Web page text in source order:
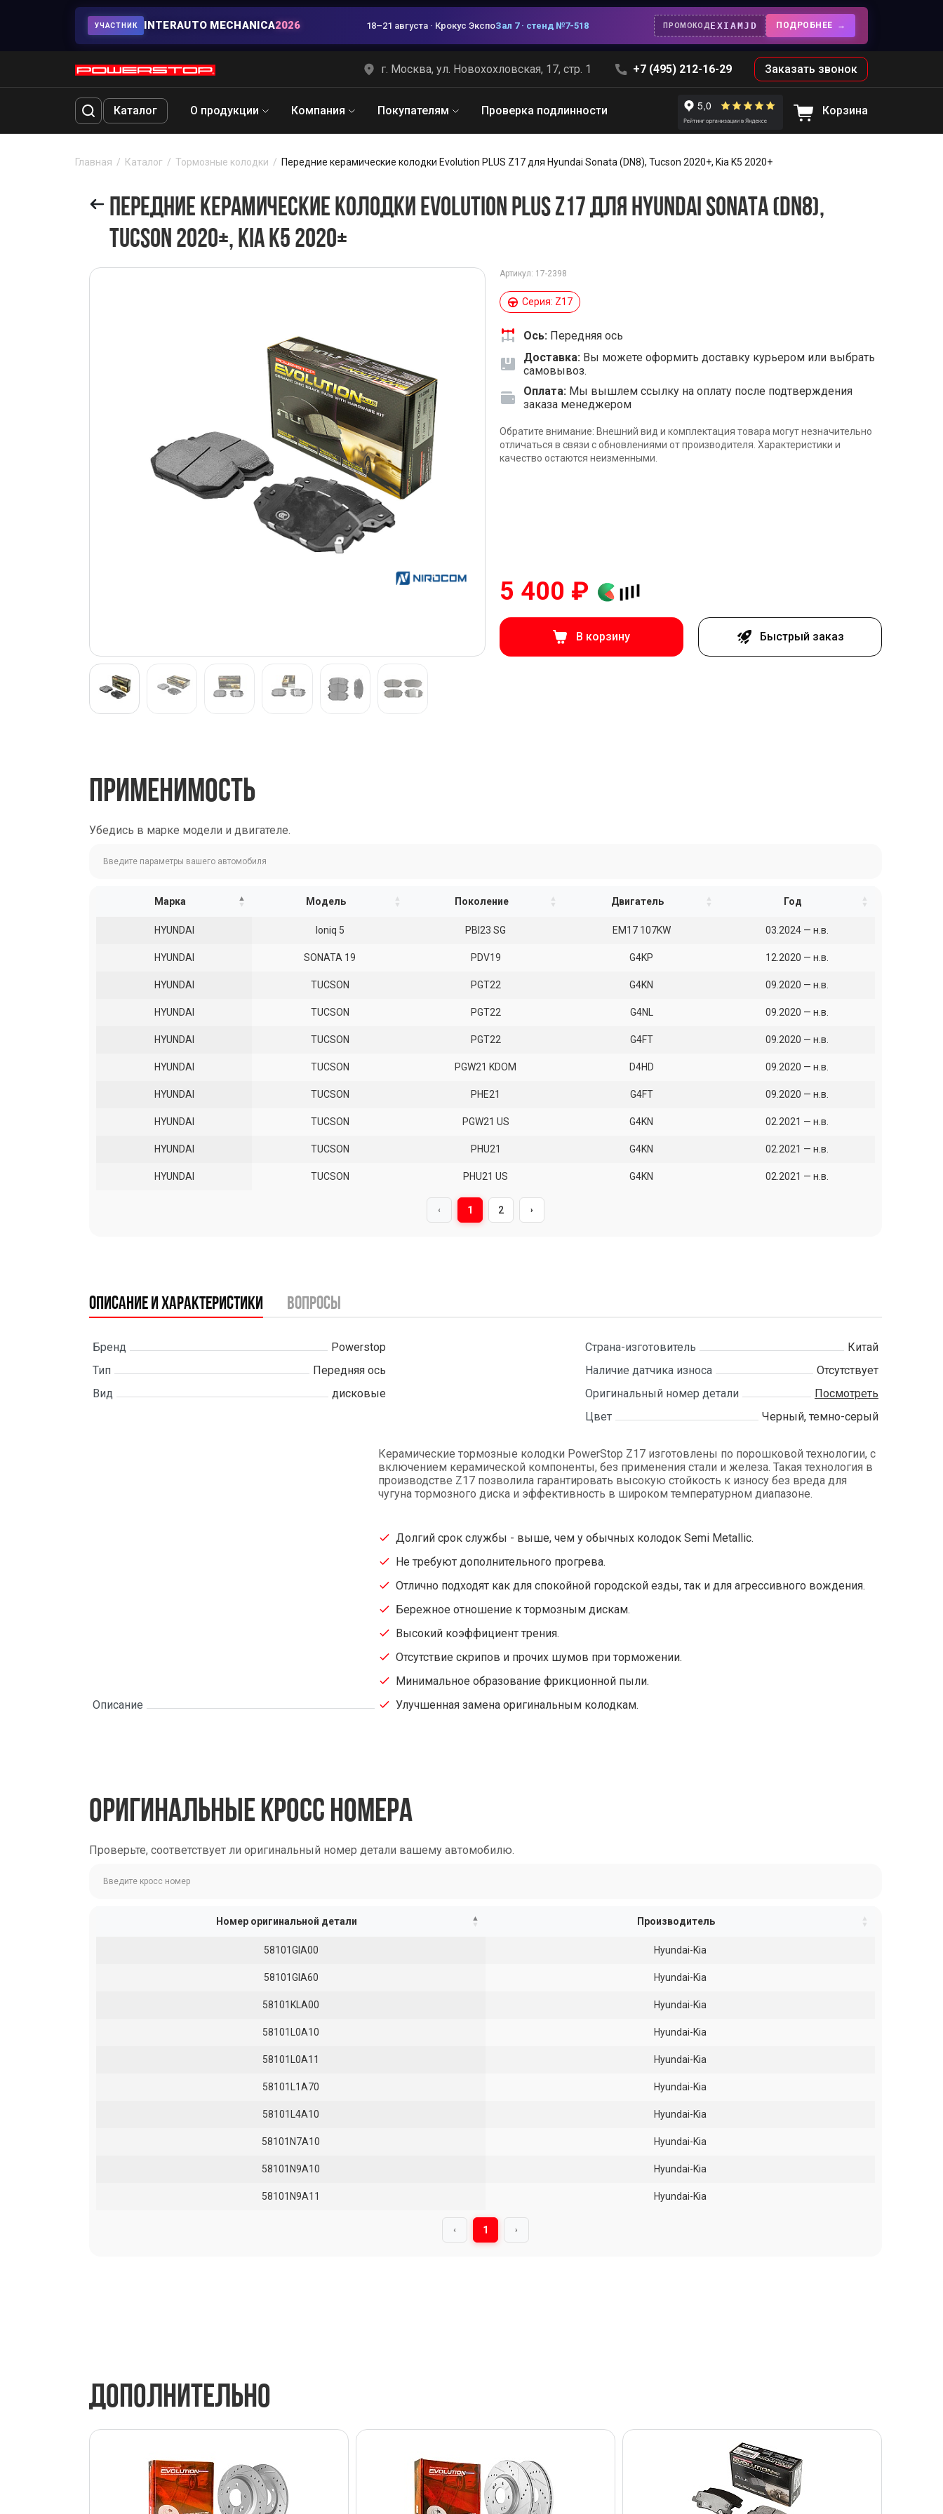
УЧАСТНИК INTERAUTO MECHANICA2026 18–21 августа · Крокус ЭкспоЗал 7 · стенд №7-518 ПРОМОКОДEXIAMJD ПОДРОБНЕЕ
г. Москва, ул. Новохохловская, 17, стр. 1 +7 (495) 212-16-29 Заказать звонок
Каталог О продукции Компания Покупателям Проверка подлинности Корзина
Главная Каталог Тормозные колодки Передние керамические колодки Evolution PLUS Z17 для Hyundai Sonata (DN8), Tucson 2020+, Kia K5 2020+
ПЕРЕДНИЕ КЕРАМИЧЕСКИЕ КОЛОДКИ EVOLUTION PLUS Z17 ДЛЯ HYUNDAI SONATA (DN8),
TUCSON 2020+, KIA K5 2020+
Артикул: 17-2398
Серия: Z17
Ось: Передняя ось
Доставка: Вы можете оформить доставку курьером или выбрать
самовывоз.
Оплата: Мы вышлем ссылку на оплату после подтверждения
заказа менеджером
Обратите внимание: Внешний вид и комплектация товара могут незначительно
отличаться в связи с обновлениями от производителя. Характеристики и
качество остаются неизменными.
5 400 ₽
В корзину Быстрый заказ
ПРИМЕНИМОСТЬ
Убедись в марке модели и двигателе.
Марка Модель Поколение Двигатель Год
HYUNDAI Ioniq 5 PBI23 SG EM17 107KW 03.2024 — н.в.
HYUNDAI SONATA 19 PDV19 G4KP 12.2020 — н.в.
HYUNDAI TUCSON PGT22 G4KN 09.2020 — н.в.
HYUNDAI TUCSON PGT22 G4NL 09.2020 — н.в.
HYUNDAI TUCSON PGT22 G4FT 09.2020 — н.в.
HYUNDAI TUCSON PGW21 KDOM D4HD 09.2020 — н.в.
HYUNDAI TUCSON PHE21 G4FT 09.2020 — н.в.
HYUNDAI TUCSON PGW21 US G4KN 02.2021 — н.в.
HYUNDAI TUCSON PHU21 G4KN 02.2021 — н.в.
HYUNDAI TUCSON PHU21 US G4KN 02.2021 — н.в.
‹ 1 2 ›
Описание и характеристики вопросы
Бренд
Powerstop
Тип
Передняя ось
Вид
дисковые
Страна-изготовитель
Китай
Наличие датчика износа
Отсутствует
Оригинальный номер детали
Посмотреть
Цвет
Черный, темно-серый
Описание
Керамические тормозные колодки PowerStop Z17 изготовлены по порошковой технологии, с
включением керамической компоненты, без применения стали и железа. Такая технология в
производстве Z17 позволила гарантировать высокую стойкость к износу без вреда для
чугуна тормозного диска и эффективность в широком температурном диапазоне.
Долгий срок службы - выше, чем у обычных колодок Semi Metallic.
Не требуют дополнительного прогрева.
Отлично подходят как для спокойной городской езды, так и для агрессивного вождения.
Бережное отношение к тормозным дискам.
Высокий коэффициент трения.
Отсутствие скрипов и прочих шумов при торможении.
Минимальное образование фрикционной пыли.
Улучшенная замена оригинальным колодкам.
ОРИГИНАЛЬНЫЕ КРОСС НОМЕРА
Проверьте, соответствует ли оригинальный номер детали вашему автомобилю.
Номер оригинальной детали Производитель
58101GIA00 Hyundai-Kia
58101GIA60 Hyundai-Kia
58101KLA00 Hyundai-Kia
58101L0A10 Hyundai-Kia
58101L0A11 Hyundai-Kia
58101L1A70 Hyundai-Kia
58101L4A10 Hyundai-Kia
58101N7A10 Hyundai-Kia
58101N9A10 Hyundai-Kia
58101N9A11 Hyundai-Kia
‹ 1 ›
ДОПОЛНИТЕЛЬНО